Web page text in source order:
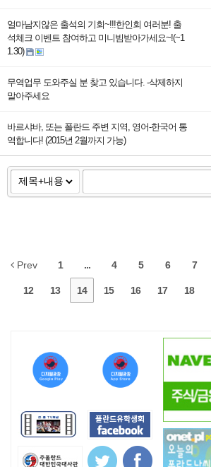
얼마남지않은 출석의 기회~!!!한인회 여러분! 출
석체크 이벤트 참여하고 미니빔받아가세요~!(~1
1.30)
무역업무 도와주실 분 찾고 있습니다. -삭제하지
말아주세요
바르샤바, 또는 폴란드 주변 지역, 영어-한국어 통
역합니다! (2015년 2월까지 가능)
Prev 1 ... 4 5 6 7
12 13 14 15 16 17 18